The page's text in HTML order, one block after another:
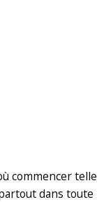
commencer
dans toute